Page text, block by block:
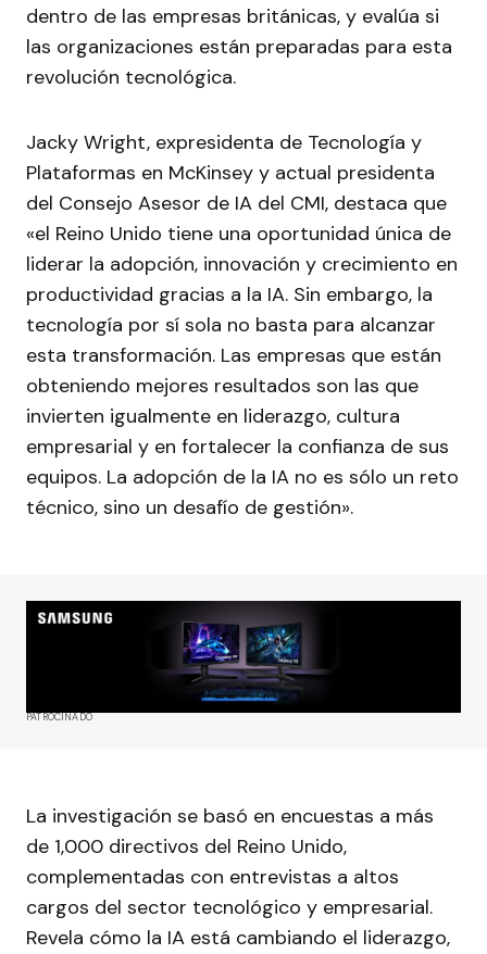
dentro de las empresas británicas, y evalúa si
las organizaciones están preparadas para esta
revolución tecnológica.
Jacky Wright, expresidenta de Tecnología y
Plataformas en McKinsey y actual presidenta
del Consejo Asesor de IA del CMI, destaca que
«el Reino Unido tiene una oportunidad única de
liderar la adopción, innovación y crecimiento en
productividad gracias a la IA. Sin embargo, la
tecnología por sí sola no basta para alcanzar
esta transformación. Las empresas que están
obteniendo mejores resultados son las que
invierten igualmente en liderazgo, cultura
empresarial y en fortalecer la confianza de sus
equipos. La adopción de la IA no es sólo un reto
técnico, sino un desafío de gestión».
PATROCINADO
La investigación se basó en encuestas a más
de 1,000 directivos del Reino Unido,
complementadas con entrevistas a altos
cargos del sector tecnológico y empresarial.
Revela cómo la IA está cambiando el liderazgo,